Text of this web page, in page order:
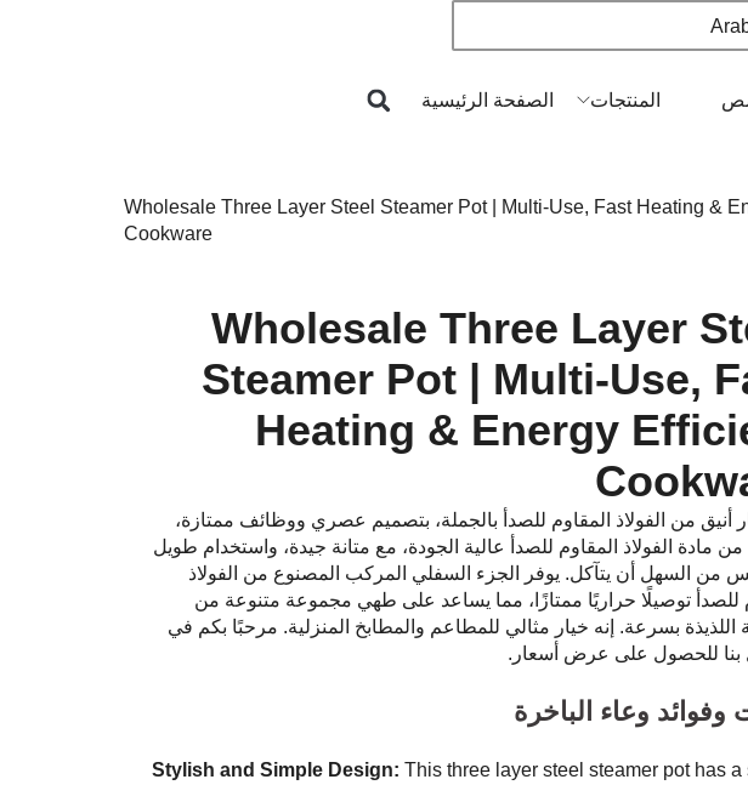
الصفحة الرئيسية المنتجات
→ Wholesale Three Layer Steel Steamer Pot | Multi-Use, Fast Heating &
Cookware
Wholesale Three Layer
Steamer Pot | Multi-Use,
Heating & Energy
أنيق من الفولاذ المقاوم للصدأ بالجملة، بتصميم عصري ووظائف ممتازة،
مادة الفولاذ المقاوم للصدأ عالية الجودة، مع متانة جيدة، واستخدام طويل
من السهل أن يتآكل. يوفر الجزء السفلي المركب المصنوع من الفولاذ
للصدأ توصيلًا حراريًا ممتازًا، مما يساعد على طهي مجموعة متنوعة من
اللذيذة بسرعة. إنه خيار مثالي للمطاعم والمطابخ المنزلية. مرحبًا بكم في
بنا للحصول على عرض أسعار.
وفوائد وعاء الباخرة
Stylish and Simple Design: This three layer steel steamer pot has a